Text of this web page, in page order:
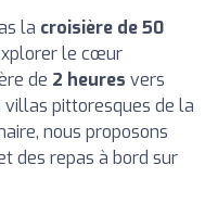
la croisière de 50
le cœur
de 2 heures vers
villas pittoresques de la
nous proposons
des repas à bord sur